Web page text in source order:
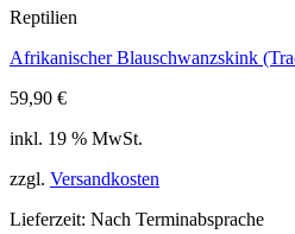
Reptilien
Afrikanischer Blauschwanzskink
59,90 €
inkl. 19 % MwSt.
zzgl. Versandkosten
Lieferzeit: Nach Terminabsprache